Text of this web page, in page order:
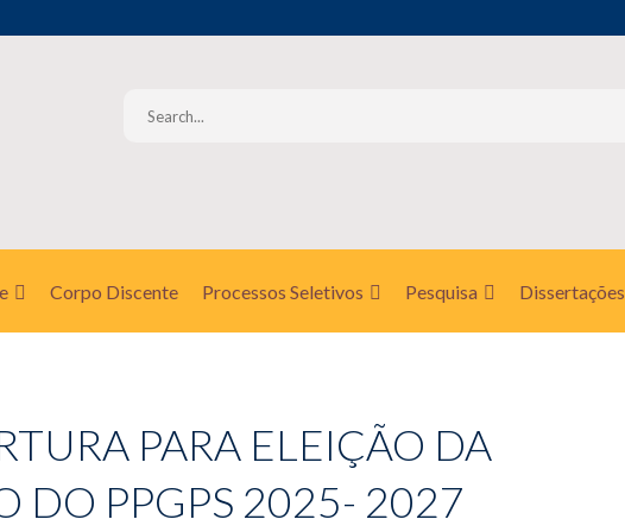
Corpo Discente Processos Seletivos Pesquisa Dissertações
PARA ELEIÇÃO DA
DO PPGPS 2025- 2027